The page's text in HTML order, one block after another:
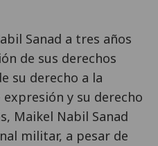
Sanad a tres años
de sus derechos
su derecho a la
y su derecho
Maikel Nabil Sanad
militar, a pesar de